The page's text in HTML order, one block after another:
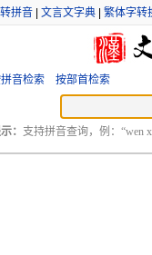
拼音 文言文字典 繁体字转
音检索 按部首检索
： 支持拼音查询，例：“wen